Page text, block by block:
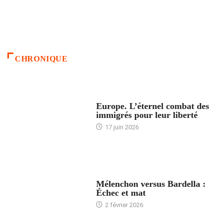
CHRONIQUE
Europe. L’éternel combat des
immigrés pour leur liberté
17 juin 2026
Mélenchon versus Bardella :
Échec et mat
2 février 2026